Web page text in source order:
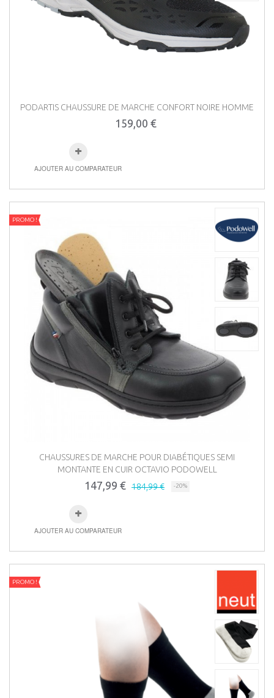
PODARTIS CHAUSSURE DE MARCHE CONFORT NOIRE HOMME
159,00 €
AJOUTER AU COMPARATEUR
PROMO !
CHAUSSURES DE MARCHE POUR DIABÉTIQUES SEMI
MONTANTE EN CUIR OCTAVIO PODOWELL
147,99 € 184,99 € -20%
AJOUTER AU COMPARATEUR
PROMO !